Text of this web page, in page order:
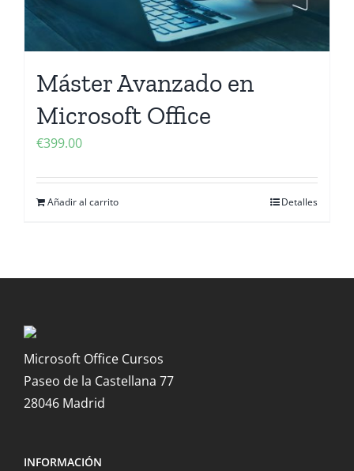
Máster Avanzado en
Microsoft Office
€399.00
Añadir al carrito Detalles
Microsoft Office Cursos
Paseo de la Castellana 77
28046 Madrid
INFORMACIÓN